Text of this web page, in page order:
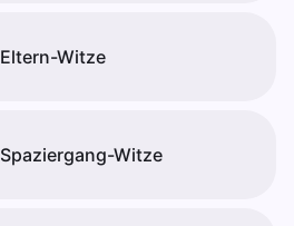
Eltern-Witze
Spaziergang-Witze